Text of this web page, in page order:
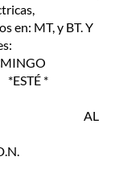
en: MT, y BT. Y
es:
DOMINGO
*ESTÉ *
7 AL